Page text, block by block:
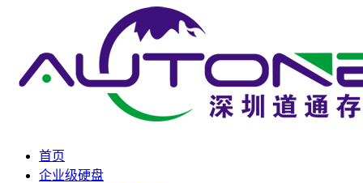
首页
企业级硬盘